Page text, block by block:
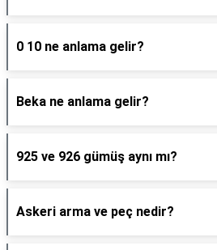
0 10 ne anlama gelir?
Beka ne anlama gelir?
925 ve 926 gümüş aynı mı?
Askeri arma ve peç nedir?